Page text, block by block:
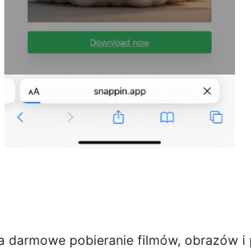
darmowe pobieranie filmów, obrazów